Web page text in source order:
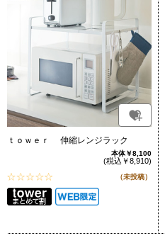
ｔｏｗｅｒ 伸縮レンジラック
本体￥8,100
(税込￥8,910)
（未投稿）